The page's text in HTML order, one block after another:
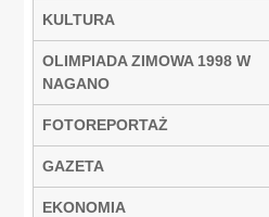
KULTURA
OLIMPIADA ZIMOWA 1998 W
NAGANO
FOTOREPORTAŻ
GAZETA
EKONOMIA